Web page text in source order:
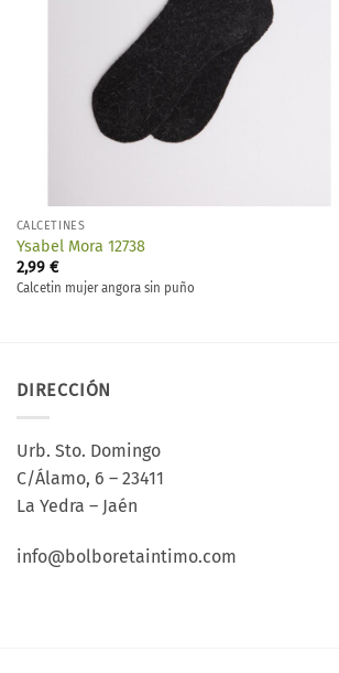
CALCETINES
Ysabel Mora 12738
2,99 €
Calcetin mujer angora sin puño
DIRECCIÓN
Urb. Sto. Domingo
C/Álamo, 6 – 23411
La Yedra – Jaén
info@bolboretaintimo.com